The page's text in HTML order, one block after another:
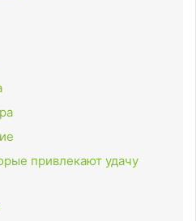
привлекают удачу